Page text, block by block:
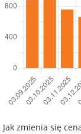
Jak zmienia się